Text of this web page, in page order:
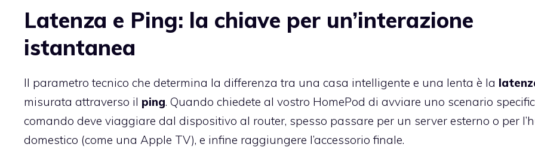
Latenza e Ping: la chiave per un’interazione
istantanea
Il parametro tecnico che determina la differenza tra una casa intelligente e una lenta è la
misurata attraverso il ping. Quando chiedete al vostro HomePod di avviare uno scenario
comando deve viaggiare dal dispositivo al router, spesso passare per un server esterno o per
domestico (come una Apple TV), e infine raggiungere l’accessorio finale.